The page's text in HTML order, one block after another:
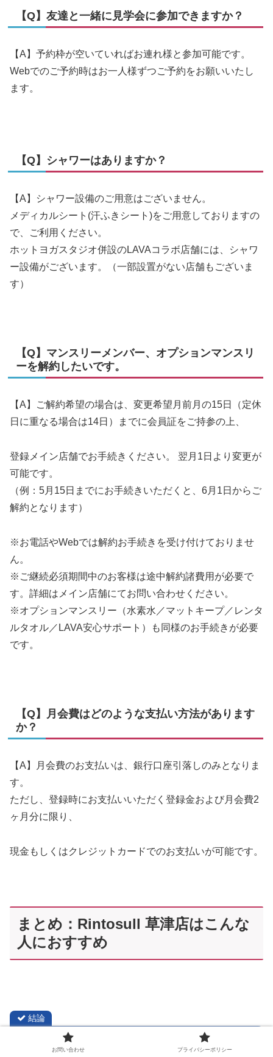
【Q】友達と一緒に見学会に参加できますか？
【A】予約枠が空いていればお連れ様と参加可能です。
Webでのご予約時はお一人様ずつご予約をお願いいたし
ます。
【Q】シャワーはありますか？
【A】シャワー設備のご用意はございません。
メディカルシート(汗ふきシート)をご用意しておりますの
で、ご利用ください。
ホットヨガスタジオ併設のLAVAコラボ店舗には、シャワ
ー設備がございます。（一部設置がない店舗もございま
す）
【Q】マンスリーメンバー、オプションマンスリ
ーを解約したいです。
【A】ご解約希望の場合は、変更希望月前月の15日（定休
日に重なる場合は14日）までに会員証をご持参の上、
登録メイン店舗でお手続きください。 翌月1日より変更が
可能です。
（例：5月15日までにお手続きいただくと、6月1日からご
解約となります）
※お電話やWebでは解約お手続きを受け付けておりませ
ん。
※ご継続必須期間中のお客様は途中解約諸費用が必要で
す。詳細はメイン店舗にてお問い合わせください。
※オプションマンスリー（水素水／マットキープ／レンタ
ルタオル／LAVA安心サポート）も同様のお手続きが必要
です。
【Q】月会費はどのような支払い方法があります
か？
【A】月会費のお支払いは、銀行口座引落しのみとなりま
す。
ただし、登録時にお支払いいただく登録金および月会費2
ヶ月分に限り、
現金もしくはクレジットカードでのお支払いが可能です。
まとめ：Rintosull 草津店はこんな
人におすすめ
結論
お問い合わせ プライバシーポリシー